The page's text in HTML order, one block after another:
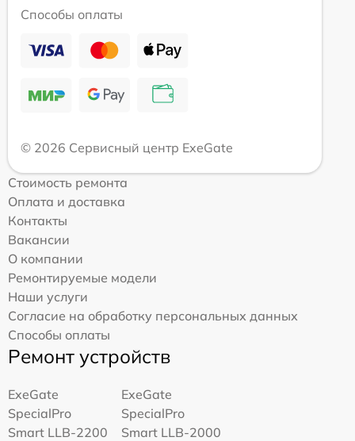
Способы оплаты
© 2026 Сервисный центр ExeGate
Стоимость ремонта
Оплата и доставка
Контакты
Вакансии
О компании
Ремонтируемые модели
Наши услуги
Согласие на обработку персональных данных
Способы оплаты
Ремонт устройств
ExeGate
SpecialPro
Smart LLB-2200
ExeGate
SpecialPro
Smart LLB-2000